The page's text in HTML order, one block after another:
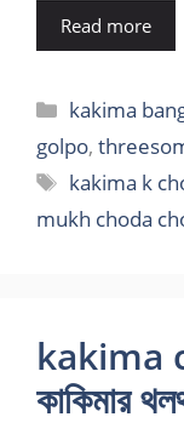
Read more
Categories
kakima
golpo,
Tags
kakima k
mukh choda
kakima
কাকিমার